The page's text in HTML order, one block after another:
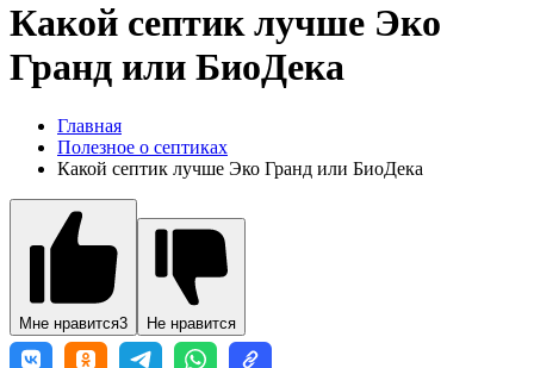
Какой септик лучше Эко
Гранд или БиоДека
Главная
Полезное о септиках
Какой септик лучше Эко Гранд или БиоДека
Мне нравится3 Не нравится